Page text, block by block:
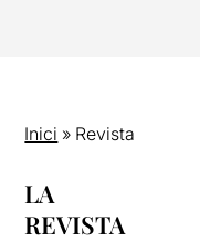
Inici » Revista
LA
REVISTA